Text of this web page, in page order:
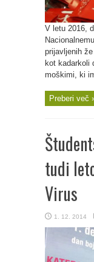
V letu 2016,
prijavljenih
kot kadarkoli
moškimi, ki
Preberi več
tudi
Virus
1. 12. 2014